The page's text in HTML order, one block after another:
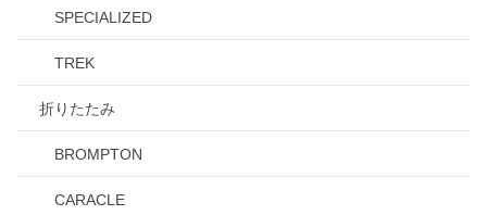
SPECIALIZED
TREK
折りたたみ
BROMPTON
CARACLE